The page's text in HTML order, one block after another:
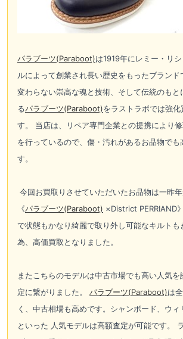
パラブーツ(Paraboot)は1919年にレミー・リ
ルによって創業され長い歴史をもったブランド
変わらない崇高な魂と技術、そして伝統のも
るパラブーツ(Paraboot)をラストラボでは強化
す。 当店は、リペア専門企業との提携により
を行っているので、傷・汚れがあるお品物で
す。
今回お買取りさせていただいたお品物は一昨
《パラブーツ(Paraboot) ×District PERRIAND
で状態もかなり綺麗で取り外し可能なキルトも
為、高価買取となりました。
またこちらのモデルは中古市場でも高い人気
定に繋がりました。 パラブーツ(Paraboot)は
く、中古相場も高めです。シャンボード、ウ
といった 人気モデルは高額査定が可能です。